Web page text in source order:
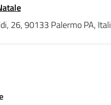
26, 90133 Palermo PA,